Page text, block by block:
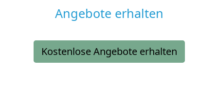
Angebote erhalten
Kostenlose Angebote erhalten